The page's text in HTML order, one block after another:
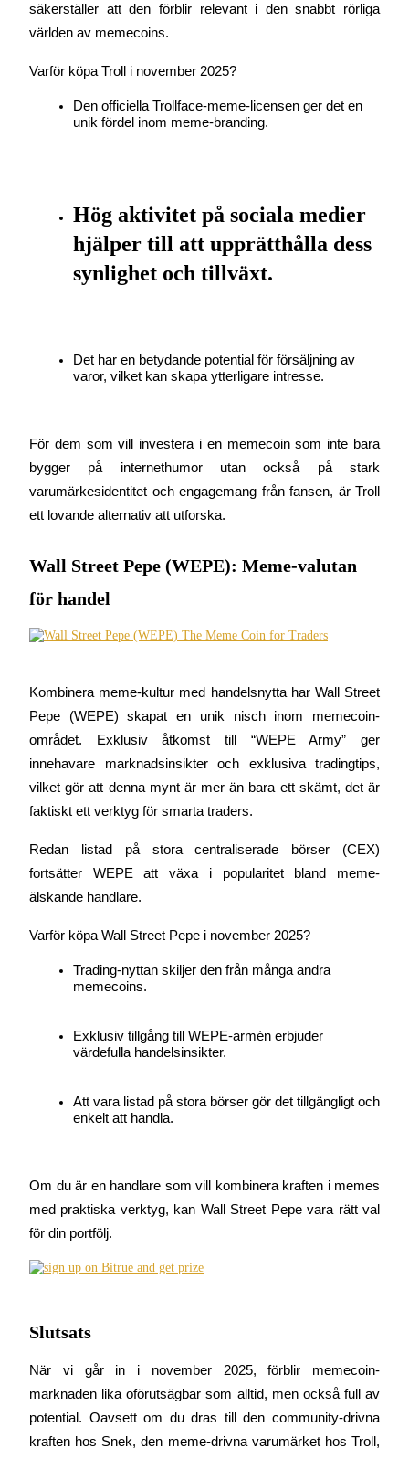
Lär dig Staking
Upp till 65% provision!
Hänvisning
BTC Welcome Rewards
Deposit & Trade BTC to Share 25000 USDT prize pool!
Deposit CASHCAT & Win
Exclusive for BitMart Users
Register & Trade to Win 500,000 USDT
Precious Metals Trading Carnival
Trade Gold & Silver · 33,333 USDT Bonus
USDT New User Exclusive 10% APR
säkerställer att den förblir relevant i den snabbt rörliga
världen av memecoins.
Varför köpa Troll i november 2025?
Den officiella Trollface-meme-licensen ger det en
unik fördel inom meme-branding.
Hög aktivitet på sociala medier
hjälper till att upprätthålla dess
synlighet och tillväxt.
Det har en betydande potential för försäljning av
varor, vilket kan skapa ytterligare intresse.
För dem som vill investera i en memecoin som inte bara
bygger på internethumor utan också på stark
varumärkesidentitet och engagemang från fansen, är Troll
ett lovande alternativ att utforska.
Wall Street Pepe (WEPE): Meme-valutan
för handel
Kombinera meme-kultur med handelsnytta har Wall Street
Pepe (WEPE) skapat en unik nisch inom memecoin-
området. Exklusiv åtkomst till “WEPE Army” ger
innehavare marknadsinsikter och exklusiva tradingtips,
vilket gör att denna mynt är mer än bara ett skämt, det är
faktiskt ett verktyg för smarta traders.
Redan listad på stora centraliserade börser (CEX)
fortsätter WEPE att växa i popularitet bland meme-
älskande handlare.
Varför köpa Wall Street Pepe i november 2025?
Trading-nyttan skiljer den från många andra
memecoins.
Exklusiv tillgång till WEPE-armén erbjuder
värdefulla handelsinsikter.
Att vara listad på stora börser gör det tillgängligt och
enkelt att handla.
Om du är en handlare som vill kombinera kraften i memes
med praktiska verktyg, kan Wall Street Pepe vara rätt val
för din portfölj.
Slutsats
När vi går in i november 2025, förblir memecoin-
marknaden lika oförutsägbar som alltid, men också full av
potential. Oavsett om du dras till den community-drivna
kraften hos Snek, den meme-drivna varumärket hos Troll,